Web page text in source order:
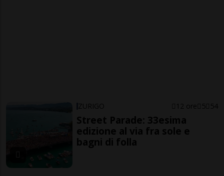
ZURIGO 12 ore 5 54
Street Parade: 33esima
edizione al via fra sole e
bagni di folla